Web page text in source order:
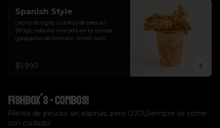
Spanish Style
Leche de tigre, cubitos de pescao
(80g), cebolla morada en brunoise,
gaspacho de tomate, limón sutil,
$5.990
Fishbox´s - Combos!
Filetes de pescao sin espinas, pero OJO!¡Siempre se come
con cuidado!